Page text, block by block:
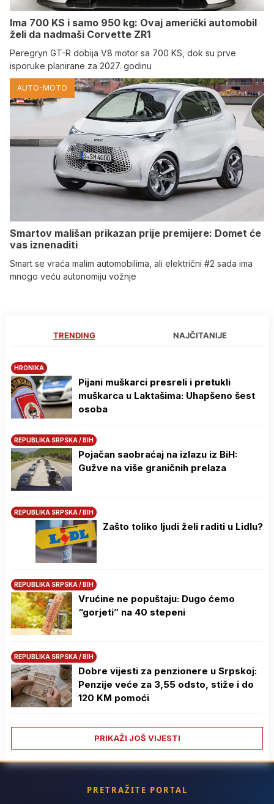
Ima 700 KS i samo 950 kg: Ovaj američki automobil
želi da nadmaši Corvette ZR1
Peregryn GT-R dobija V8 motor sa 700 KS, dok su prve
isporuke planirane za 2027. godinu
AUTO-MOTO
Smartov mališan prikazan prije premijere: Domet će
vas iznenaditi
Smart se vraća malim automobilima, ali električni #2 sada ima
mnogo veću autonomiju vožnje
TRENDING NAJČITANIJE
HRONIKA
Pijani muškarci presreli i pretukli
muškarca u Laktašima: Uhapšeno šest
osoba
REPUBLIKA SRPSKA / BIH
Pojačan saobraćaj na izlazu iz BiH:
Gužve na više graničnih prelaza
REPUBLIKA SRPSKA / BIH
Zašto toliko ljudi želi raditi u Lidlu?
REPUBLIKA SRPSKA / BIH
Vrućine ne popuštaju: Dugo ćemo
“gorjeti” na 40 stepeni
REPUBLIKA SRPSKA / BIH
Dobre vijesti za penzionere u Srpskoj:
Penzije veće za 3,55 odsto, stiže i do
120 KM pomoći
PRIKAŽI JOŠ VIJESTI
PRETRAŽITE PORTAL